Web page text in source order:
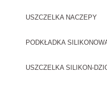
USZCZELKA NACZEPY
PODKŁADKA
USZCZELKA SILIKON-